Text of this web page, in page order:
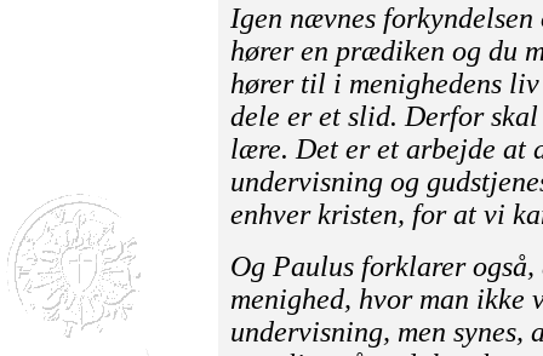
Igen nævnes
hører en prædiken og du
hører til i menighedens
dele er et slid. Derfor
lære. Det er et arbejde at
undervisning og
enhver kristen, for at vi
Og Paulus forklarer
menighed, hvor man
undervisning, men synes,